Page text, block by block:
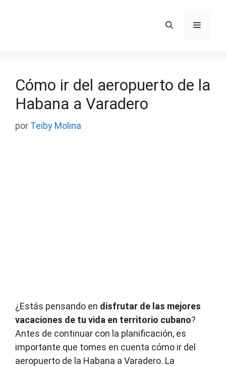
Menú
Cómo ir del aeropuerto de la
Habana a Varadero
por Teiby Molina
¿Estás pensando en disfrutar de las mejores
vacaciones de tu vida en territorio cubano?
Antes de continuar con la planificación, es
importante que tomes en cuenta cómo ir del
aeropuerto de la Habana a Varadero. La